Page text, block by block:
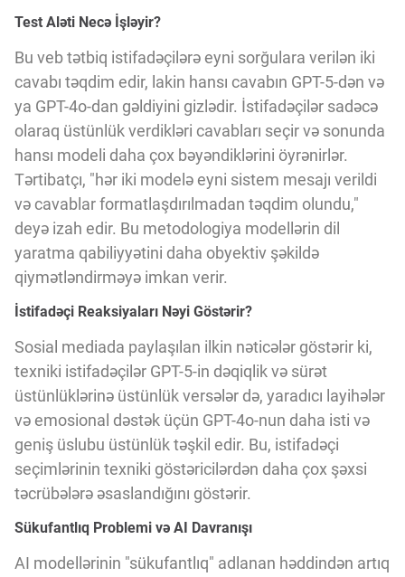
Innovasiya Bələdçisi
Gələcəyin Təhlili
Podkastlar
Test Aləti Necə İşləyir?
Bu veb tətbiq istifadəçilərə eyni sorğulara verilən iki
cavabı təqdim edir, lakin hansı cavabın GPT-5-dən və
ya GPT-4o-dan gəldiyini gizlədir. İstifadəçilər sadəcə
olaraq üstünlük verdikləri cavabları seçir və sonunda
hansı modeli daha çox bəyəndiklərini öyrənirlər.
Tərtibatçı, "hər iki modelə eyni sistem mesajı verildi
və cavablar formatlaşdırılmadan təqdim olundu,"
deyə izah edir. Bu metodologiya modellərin dil
yaratma qabiliyyətini daha obyektiv şəkildə
qiymətləndirməyə imkan verir.
İstifadəçi Reaksiyaları Nəyi Göstərir?
Sosial mediada paylaşılan ilkin nəticələr göstərir ki,
texniki istifadəçilər GPT-5-in dəqiqlik və sürət
üstünlüklərinə üstünlük versələr də, yaradıcı layihələr
və emosional dəstək üçün GPT-4o-nun daha isti və
geniş üslubu üstünlük təşkil edir. Bu, istifadəçi
seçimlərinin texniki göstəricilərdən daha çox şəxsi
təcrübələrə əsaslandığını göstərir.
Sükufantlıq Problemi və AI Davranışı
AI modellərinin "sükufantlıq" adlanan həddindən artıq